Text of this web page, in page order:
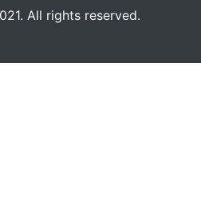
All rights reserved.